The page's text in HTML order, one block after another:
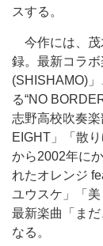
スする。
今作には、茂
録。最新コラ
(SHISHAMO)
る“NO
志野高校吹奏
EIGHT」「散
から2002年に
れたオレンジ
ユウスケ」「
最新楽曲「ま
なる。